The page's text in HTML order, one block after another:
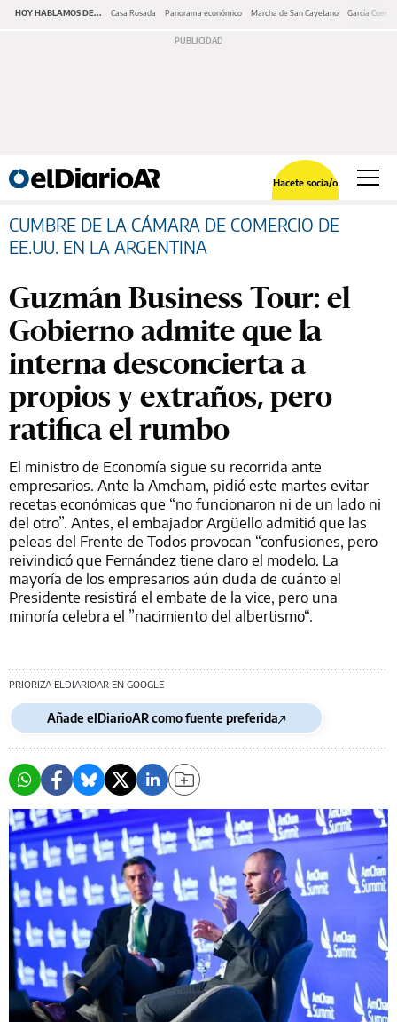
HOY HABLAMOS DE... Casa Rosada Panorama económico Marcha de San Cayetano García Cuerva
Hacete socia/o
CUMBRE DE LA CÁMARA DE COMERCIO DE
EE.UU. EN LA ARGENTINA
Guzmán Business Tour: el
Gobierno admite que la
interna desconcierta a
propios y extraños, pero
ratifica el rumbo
El ministro de Economía sigue su recorrida ante
empresarios. Ante la Amcham, pidió este martes evitar
recetas económicas que “no funcionaron ni de un lado ni
del otro”. Antes, el embajador Argüello admitió que las
peleas del Frente de Todos provocan “confusiones, pero
reivindicó que Fernández tiene claro el modelo. La
mayoría de los empresarios aún duda de cuánto el
Presidente resistirá el embate de la vice, pero una
minoría celebra el ”nacimiento del albertismo“.
PRIORIZA ELDIARIOAR EN GOOGLE
Añade elDiarioAR como fuente preferida